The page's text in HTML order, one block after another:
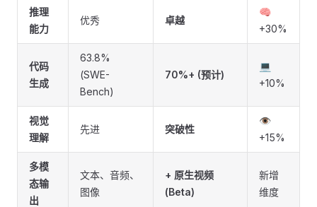
推理
能力
优秀 卓越
🧠
+30%
代码
生成
63.8%
(SWE-
Bench)
70%+ (预计)
💻
+10%
视觉
理解
先进 突破性
👁️
+15%
多模
态输
出
文本、音频、
图像
+ 原生视频
(Beta)
新增
维度